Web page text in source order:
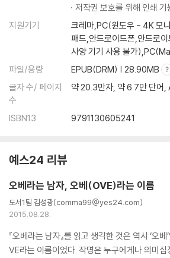
저작권 보호를 위해 인쇄 기
지원기기
크레마,PC(윈도우 - 4K 모
패드,안드로이드폰,안드로
사양 기기 사용 불가
파일/용량
EPUB(DRM) | 28.90MB
글자 수/ 페이지
수
약 20.3만자, 약 6.7만 단어,
ISBN13 9791130605241
예스24 리뷰
오베라는 남자, 오베(OVE)라는 이름
도서1팀 김성광(comma99@yes24.com)
2015.08.28.
『오베라는 남자』를 읽고 생각한 것은 역시 ‘오
VE라는 이름이었다. 작명은 누구에게나 의미심